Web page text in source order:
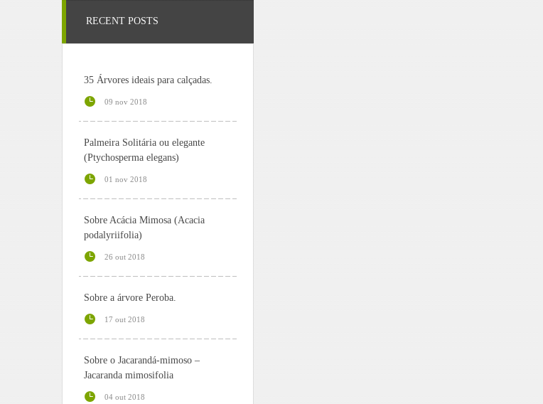
RECENT POSTS
35 Árvores ideais para calçadas.
09 nov 2018
Palmeira Solitária ou elegante
(Ptychosperma elegans)
01 nov 2018
Sobre Acácia Mimosa (Acacia
podalyriifolia)
26 out 2018
Sobre a árvore Peroba.
17 out 2018
Sobre o Jacarandá-mimoso –
Jacaranda mimosifolia
04 out 2018